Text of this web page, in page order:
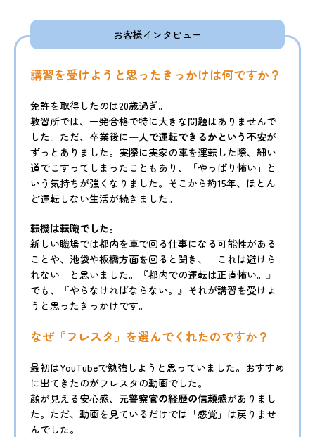
お客様インタビュー
講習を受けようと思ったきっかけは何ですか？
免許を取得したのは20歳過ぎ。
教習所では、一発合格で特に大きな問題はありませんで
した。ただ、卒業後に一人で運転できるかという不安が
ずっとありました。実際に実家の車を運転した際、細い
道でこすってしまったこともあり、「やっぱり怖い」と
いう気持ちが強くなりました。そこから約15年、ほとん
ど運転しない生活が続きました。
転機は転職でした。
新しい職場では都内を車で回る仕事になる可能性がある
ことや、池袋や板橋方面を回ると聞き、「これは避けら
れない」と思いました。『都内での運転は正直怖い。』
でも、『やらなければならない。』それが講習を受けよ
うと思ったきっかけです。
なぜ『フレスタ』を選んでくれたのですか？
最初はYouTubeで勉強しようと思っていました。おすすめ
に出てきたのがフレスタの動画でした。
顔が見える安心感、 元警察官の経歴の信頼感がありまし
た。ただ、動画を見ているだけでは「感覚」は戻りませ
んでした。